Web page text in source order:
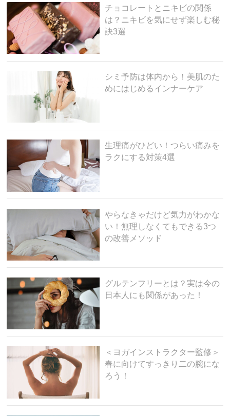
チョコレートとニキビの関係
は？ニキビを気にせず楽しむ秘
訣3選
シミ予防は体内から！美肌のた
めにはじめるインナーケア
生理痛がひどい！つらい痛みを
ラクにする対策4選
やらなきゃだけど気力がわかな
い！無理しなくてもできる3つ
の改善メソッド
グルテンフリーとは？実は今の
日本人にも関係があった！
＜ヨガインストラクター監修＞
春に向けてすっきり二の腕にな
ろう！